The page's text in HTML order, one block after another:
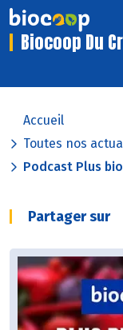
Biocoop Du
Accueil
Toutes nos
Podcast Plus
Partager sur